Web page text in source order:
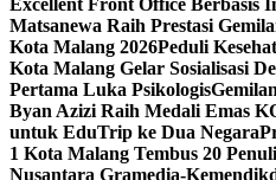
Excellent Front Office Berbasis
Matsanewa Raih Prestasi
Kota Malang 2026Peduli
Kota Malang Gelar Sosialisasi
Pertama Luka Psikologis
Byan Azizi Raih Medali Emas
untuk EduTrip ke Dua Negara
1 Kota Malang Tembus 20
Nusantara Gramedia-